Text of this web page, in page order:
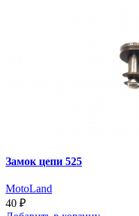
Замок цепи 525
MotoLand
40 ₽